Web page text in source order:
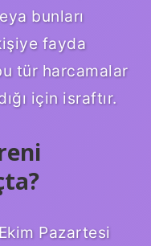
bunları
fayda
tür harcamalar
için israftır.
Pazartesi